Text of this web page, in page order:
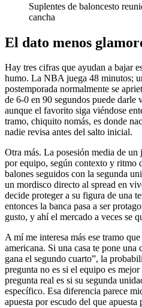
Suplentes de baloncesto
cancha
El dato menos
Hay tres cifras que ayudan a bajar
humo. La NBA juega 48 minutos;
postemporada normalmente se
de 6-0 en 90 segundos puede darle
aunque el favorito siga viéndose
tramo, chiquito nomás, es donde
nadie revisa antes del salto inicial.
Otra más. La posesión media de
por equipo, según contexto y ritmo
balones seguidos con la segunda
un mordisco directo al spread en
decide proteger a su figura de una
entonces la banca pasa a ser
gusto, y ahí el mercado a veces se
A mí me interesa más ese tramo
americana. Si una casa te pone
gana el segundo cuarto”, la
pregunta no es si el equipo es
pregunta real es si su segunda
específico. Esa diferencia parece
apuesta por escudo del que apuesta